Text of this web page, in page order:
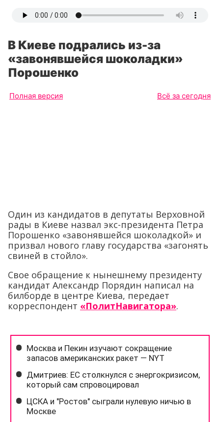
В Киеве подрались из-за
«завонявшейся шоколадки»
Порошенко
Полная версия Всё за сегодня
Один из кандидатов в депутаты Верховной
рады в Киеве назвал экс-президента Петра
Порошенко «завонявшейся шоколадкой» и
призвал нового главу государства «загонять
свиней в стойло».
Свое обращение к нынешнему президенту
кандидат Александр Порядин написал на
билборде в центре Киева, передает
корреспондент «ПолитНавигатора».